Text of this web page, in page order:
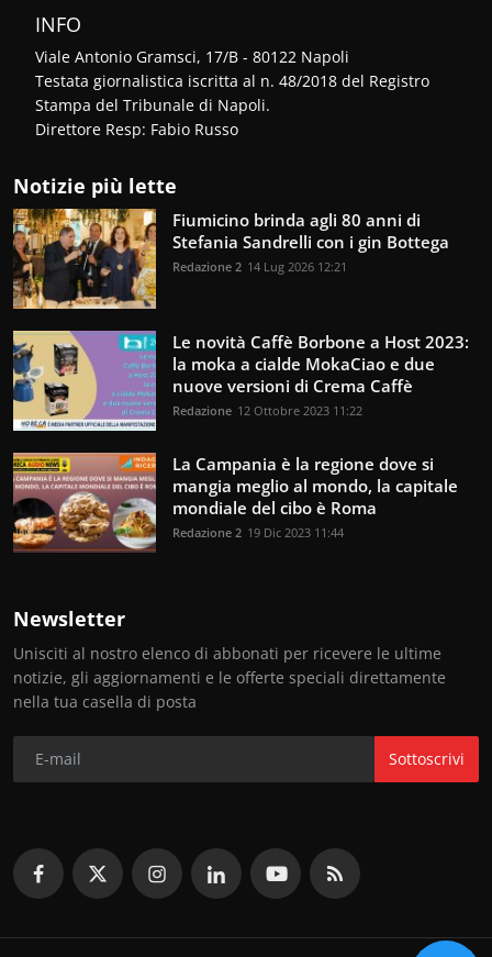
INFO
Viale Antonio Gramsci, 17/B - 80122 Napoli
Testata giornalistica iscritta al n. 48/2018 del Registro
Stampa del Tribunale di Napoli.
Direttore Resp: Fabio Russo
Notizie più lette
Fiumicino brinda agli 80 anni di
Stefania Sandrelli con i gin Bottega
Redazione 2 14 Lug 2026 12:21
Le novità Caffè Borbone a Host 2023:
la moka a cialde MokaCiao e due
nuove versioni di Crema Caffè
Redazione 12 Ottobre 2023 11:22
La Campania è la regione dove si
mangia meglio al mondo, la capitale
mondiale del cibo è Roma
Redazione 2 19 Dic 2023 11:44
Newsletter
Unisciti al nostro elenco di abbonati per ricevere le ultime
notizie, gli aggiornamenti e le offerte speciali direttamente
nella tua casella di posta
Sottoscrivi